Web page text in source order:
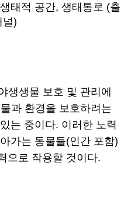
태적 공간, 생태통로 (출
널)
생생물 보호 및 관리에
과 환경을 보호하려는
는 중이다. 이러한 노력
가는 동물들(인간 포함)
으로 작용할 것이다.